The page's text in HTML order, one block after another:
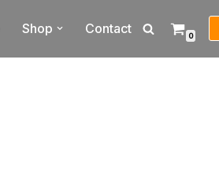
Shop Contact 0